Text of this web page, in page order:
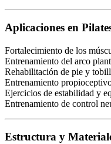
Aplicaciones en
Fortalecimiento de los
Entrenamiento del arco
Rehabilitación de pie y
Entrenamiento
Ejercicios de estabilidad y
Entrenamiento de control
Estructura y